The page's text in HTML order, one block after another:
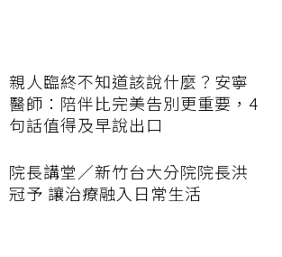
親人臨終不知道該說什麼？安寧
醫師：陪伴比完美告別更重要，4
句話值得及早說出口
院長講堂／新竹台大分院院長洪
冠予 讓治療融入日常生活